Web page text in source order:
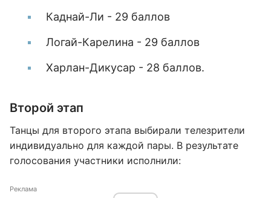
Каднай-Ли - 29 баллов
Логай-Карелина - 29 баллов
Харлан-Дикусар - 28 баллов.
Второй этап
Танцы для второго этапа выбирали телезрители
индивидуально для каждой пары. В результате
голосования участники исполнили:
Реклама